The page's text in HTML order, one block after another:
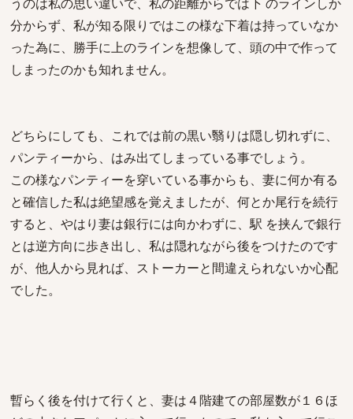
分からず、私が知る限りではこの様な下着は持っていなか
った為に、勝手に上のラインを想像して、頭の中で作って
しまったのかも知れません。
どちらにしても、これでは前の黒い翳りは隠し切れずに、
パンティーから、はみ出てしまっている事でしょう。
この様なパンティーを穿いている事からも、妻に何か有る
と確信した私は絶望感を覚えましたが、何とか尾行を続行
すると、やはり妻は銀行には向かわずに、駅 を挟んで銀行
とは逆方向に歩き出し、私は隠れながら後をつけたのです
が、他人から見れば、ストーカーと間違えられないか心配
でした。
暫らく後を付けて行くと、妻は４階建ての部屋数が１６ほ